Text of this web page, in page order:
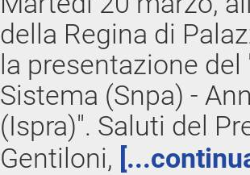
della Regina di
la presentazione
Sistema (Snpa) -
(Ispra)". Saluti del
Gentiloni,